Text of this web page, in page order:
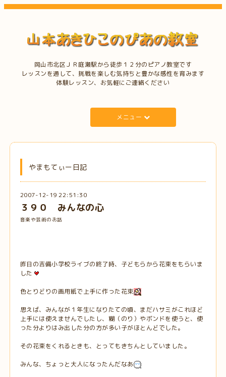
岡山市北区ＪＲ庭瀬駅から徒歩１２分のピアノ教室です
レッスンを通して、挑戦を楽しむ気持ちと豊かな感性を育みます
体験レッスン、お気軽にご連絡ください
メニュー
やまもてぃー日記
2007-12-19 22:51:30
３９０ みんなの心
音楽や芸術のお話
昨日の吉備小学校ライブの終了時、子どもらから花束をもらいま
した
色とりどりの画用紙で上手に作った花束
思えば、みんなが１年生になりたての頃、まだハサミがこれほど
上手には使えませんでしたし、糊（のり）やボンドを使うと、使
った分よりはみ出した分の方が多い子がほとんどでした。
その花束をくれるときも、とってもきちんとしていました。
みんな、ちょっと大人になったんだなあ